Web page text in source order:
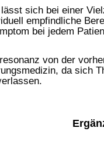
sich bei einer
empfindliche
bei jedem
von der
da sich